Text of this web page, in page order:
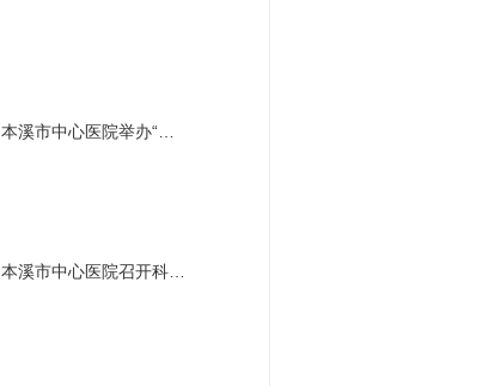
本溪市中心医院举办“…
本溪市中心医院召开科…